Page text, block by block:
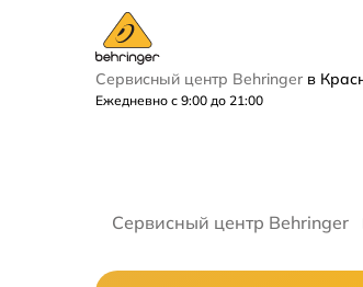
Сервисный центр Behringer в
Ежедневно с 9:00 до 21:00
Сервисный центр Behringer